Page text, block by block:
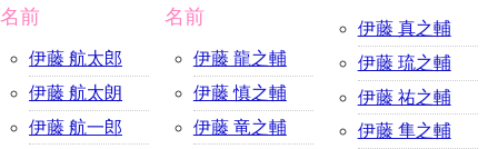
名前
伊藤 航太郎
伊藤 航太朗
伊藤 航一郎
名前
伊藤 龍之輔
伊藤 慎之輔
伊藤 竜之輔
伊藤 真之輔
伊藤 琉之輔
伊藤 祐之輔
伊藤 隼之輔